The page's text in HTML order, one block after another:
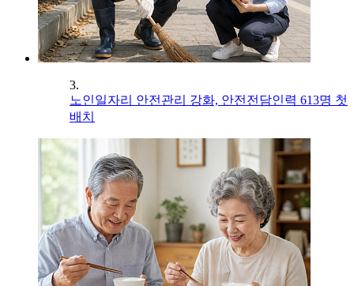
3.
노인일자리 안전관리 강화, 안전전담인력 613명 첫
배치